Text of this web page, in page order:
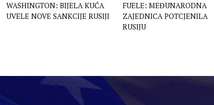
WASHINGTON: BIJELA KUĆA
UVELE NOVE SANKCIJE RUSIJI
FUELE: MEĐUNARODNA
ZAJEDNICA POTCJENILA
RUSIJU